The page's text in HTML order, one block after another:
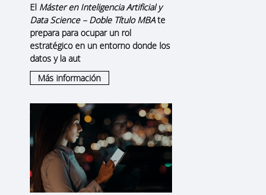
El Máster en Inteligencia Artificial y
Data Science – Doble Título MBAte
prepara para ocupar un rol
estratégico en un entorno donde los
datos y la aut
Más información